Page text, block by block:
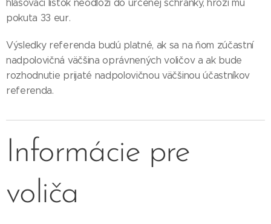
hlasovací lístok neodloží do určenej schránky, hrozí mu
pokuta 33 eur.
Výsledky referenda budú platné, ak sa na ňom zúčastní
nadpolovičná väčšina oprávnených voličov a ak bude
rozhodnutie prijaté nadpolovičnou väčšinou účastníkov
referenda.
Informácie pre
voliča